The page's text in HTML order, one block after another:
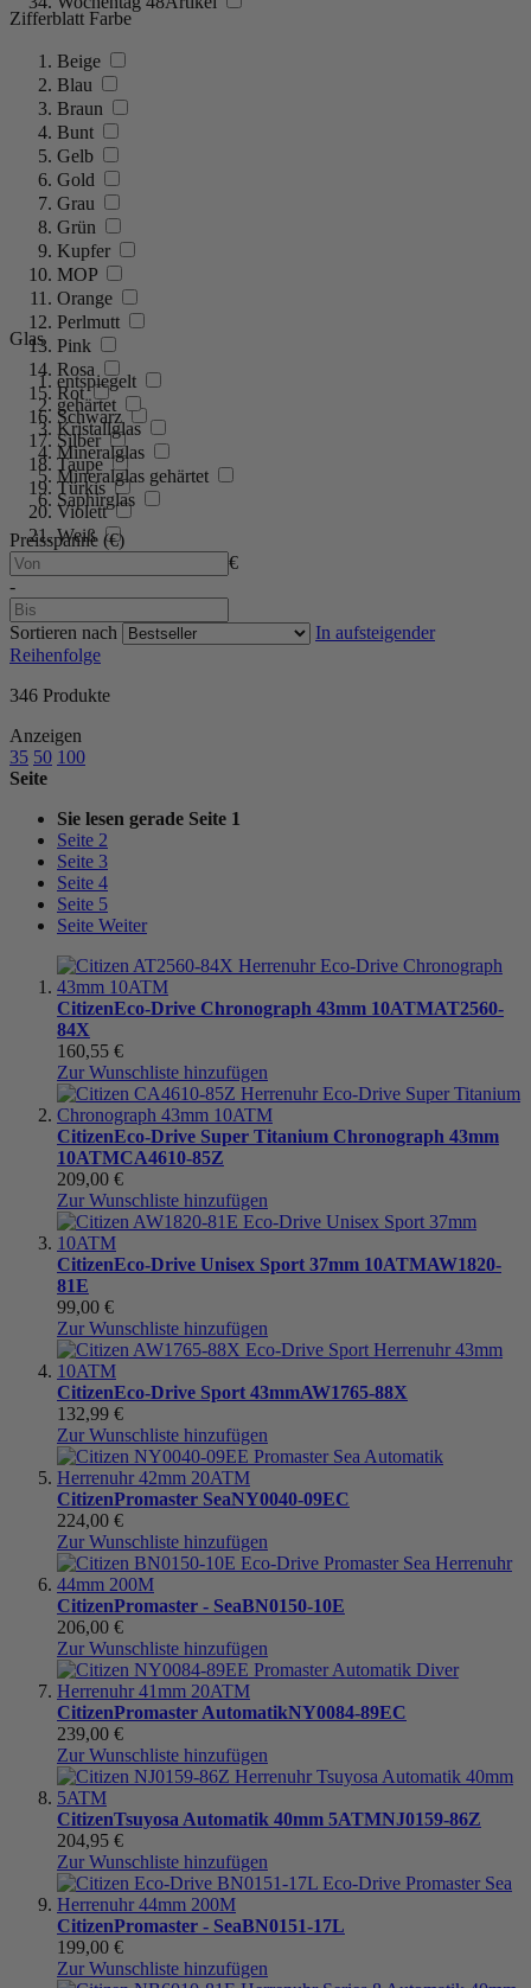
Zifferblatt Farbe
Beige
Blau
Braun
Bunt
Gelb
Gold
Grau
Grün
Kupfer
MOP
Orange
Perlmutt
Pink
Rosa
Rot
Schwarz
Silber
Taupe
Türkis
Violett
Weiß
Glas
entspiegelt
gehärtet
Kristallglas
Mineralglas
Mineralglas gehärtet
Saphirglas
Preisspanne (€)
€
-
Sortieren nach
In aufsteigender
Reihenfolge
346 Produkte
Anzeigen
35 50 100
Seite
Sie lesen gerade Seite 1
Seite 2
Seite 3
Seite 4
Seite 5
Seite Weiter
CitizenEco-Drive Chronograph 43mm 10ATMAT2560-
84X
160,55 €
Zur Wunschliste hinzufügen
CitizenEco-Drive Super Titanium Chronograph 43mm
10ATMCA4610-85Z
209,00 €
Zur Wunschliste hinzufügen
CitizenEco-Drive Unisex Sport 37mm 10ATMAW1820-
81E
99,00 €
Zur Wunschliste hinzufügen
CitizenEco-Drive Sport 43mmAW1765-88X
132,99 €
Zur Wunschliste hinzufügen
CitizenPromaster SeaNY0040-09EC
224,00 €
Zur Wunschliste hinzufügen
CitizenPromaster - SeaBN0150-10E
206,00 €
Zur Wunschliste hinzufügen
CitizenPromaster AutomatikNY0084-89EC
239,00 €
Zur Wunschliste hinzufügen
CitizenTsuyosa Automatik 40mm 5ATMNJ0159-86Z
204,95 €
Zur Wunschliste hinzufügen
CitizenPromaster - SeaBN0151-17L
199,00 €
Zur Wunschliste hinzufügen